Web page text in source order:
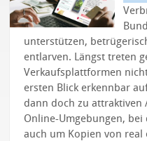
unterstützen,
entlarven. Längst treten
Verkaufsplattformen
ersten Blick erkennbar
dann doch zu attraktiven
Online-Umgebungen,
auch um Kopien von